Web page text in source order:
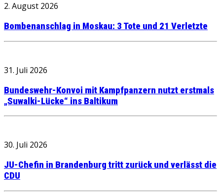
2. August 2026
Bombenanschlag in Moskau: 3 Tote und 21 Verletzte
31. Juli 2026
Bundeswehr-Konvoi mit Kampfpanzern nutzt erstmals
„Suwalki-Lücke“ ins Baltikum
30. Juli 2026
JU-Chefin in Brandenburg tritt zurück und verlässt die
CDU